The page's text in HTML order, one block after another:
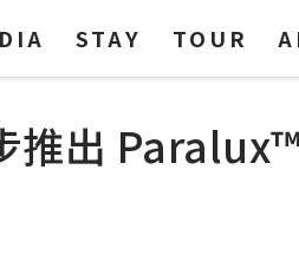
STAY TOUR
出